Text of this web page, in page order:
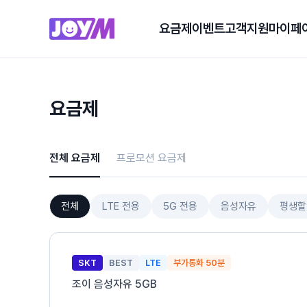
요금제 이벤트고객지원마이페
요금제
전체 요금제 프로모션 요금제
전체 LTE 전용 5G 전용 음성자유 평생
SKT BEST LTE 부가통화 50분
조이 음성자유 5GB